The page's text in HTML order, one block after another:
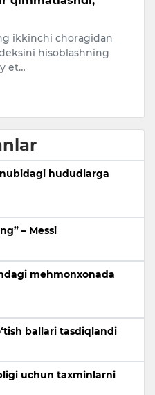
ikkinchi choragidan
hisoblashning
et…
hududlarga
– Messi
mehmonxonada
ballari tasdiqlandi
uchun taxminlarni